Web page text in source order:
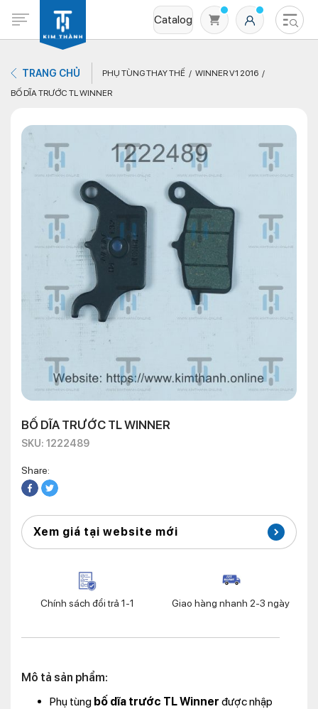
Catalog
Không có sản phẩm nào trong giỏ hàng
TRANG CHỦ PHỤ TÙNG THAY THẾ
WINNER V1 2016
BỐ DĨA TRƯỚC TL WINNER
BỐ DĨA TRƯỚC TL WINNER
SKU: 1222489
Share:
Xem giá tại website mới
Chính sách đổi trả 1-1 Giao hàng nhanh 2-3 ngày
Mô tả sản phẩm:
Phụ tùng bố dĩa trước TL Winner được nhập